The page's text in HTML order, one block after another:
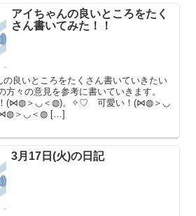
アイちゃんの良いところをたく
さん書いてみた！！
良いところをたくさん書いていきたい
方々の意見を参考に書いていきます。
！(⋈◍＞◡＜◍)。✧♡ 可愛い！(⋈◍＞◡
＞◡＜◍ […]
3月17日(火)の日記